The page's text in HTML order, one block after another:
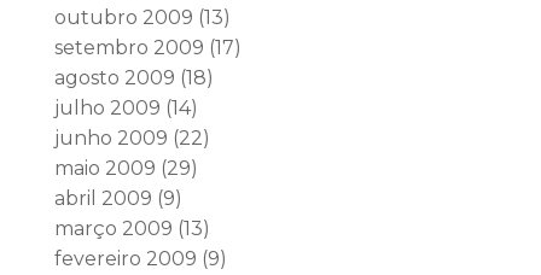
outubro 2009 (13)
setembro 2009 (17)
agosto 2009 (18)
julho 2009 (14)
junho 2009 (22)
maio 2009 (29)
abril 2009 (9)
março 2009 (13)
fevereiro 2009 (9)